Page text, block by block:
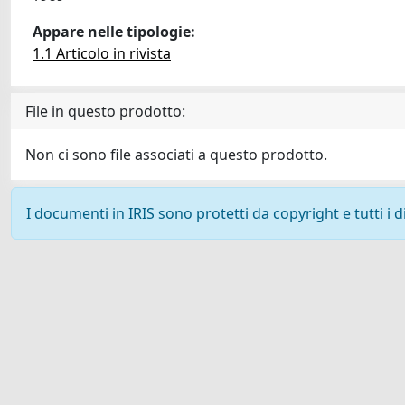
Appare nelle tipologie:
1.1 Articolo in rivista
File in questo prodotto:
Non ci sono file associati a questo prodotto.
I documenti in IRIS sono protetti da copyright e tutti i